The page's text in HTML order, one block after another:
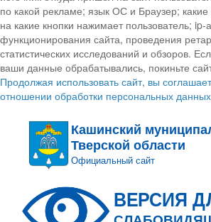
по какой рекламе; язык ОС и Браузер;
на какие кнопки нажимает пользователь;
функционирования сайта, проведения
статистических исследований и обзоров.
ваши данные обрабатывались, покиньте
Продолжая использовать сайт, вы
отношении обработки персональных